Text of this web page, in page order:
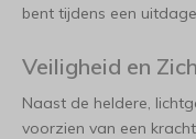
bent tijdens een
Veiligheid en
Naast de heldere,
voorzien van een